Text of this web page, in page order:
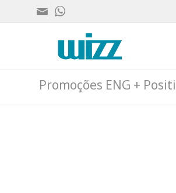
Promoções ENG +